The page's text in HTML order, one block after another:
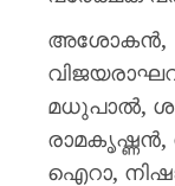
അശോകൻ,
മധുപാൽ,
രാമകൃഷ്ണൻ,
ഐറാ,